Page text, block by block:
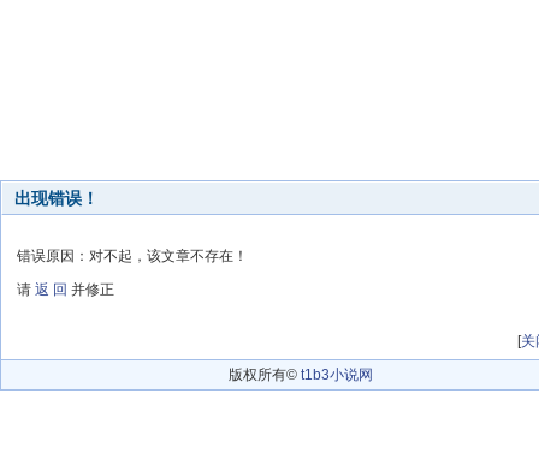
出现错误！
错误原因：对不起，该文章不存在！
请 返 回 并修正
[关
版权所有© t1b3小说网